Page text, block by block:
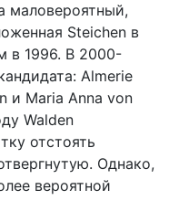
маловероятный,
Steichen в
в 1996. В 2000-
Almerie
и Maria Anna von
Walden
отстоять
Однако,
вероятной